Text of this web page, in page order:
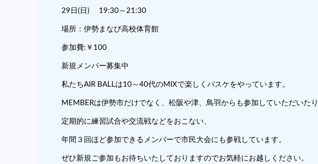
29日(日) 19:30～21:30
場所：伊勢まなび高校体育館
参加費:￥100
新規メンバー募集中
私たちAIR BALLは10～40代のMIXで楽しくバスケをやっています。
MEMBERは伊勢市だけでなく、松阪や津、鳥羽からも参加していただいた
定期的に練習試合や交流戦などをおこない、
年間３回ほど参加できるメンバーで市民大会にも参戦しています。
ぜひ新規ご参加もお待ちいたしておりますのでお気軽にお越しください。